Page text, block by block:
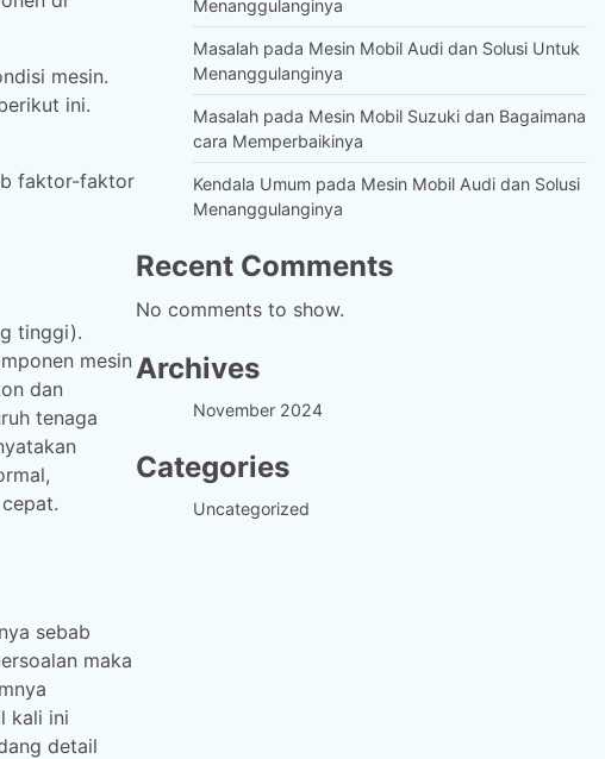
mesin.
ini.
faktor-faktor
tinggi).
mesin
dan
tenaga
sebab
maka
kali ini
detail
Menanggulanginya
Masalah pada Mesin Mobil Audi dan Solusi Untuk
Menanggulanginya
Masalah pada Mesin Mobil Suzuki dan Bagaimana
cara Memperbaikinya
Kendala Umum pada Mesin Mobil Audi dan Solusi
Menanggulanginya
Recent Comments
No comments to show.
Archives
November 2024
Categories
Uncategorized